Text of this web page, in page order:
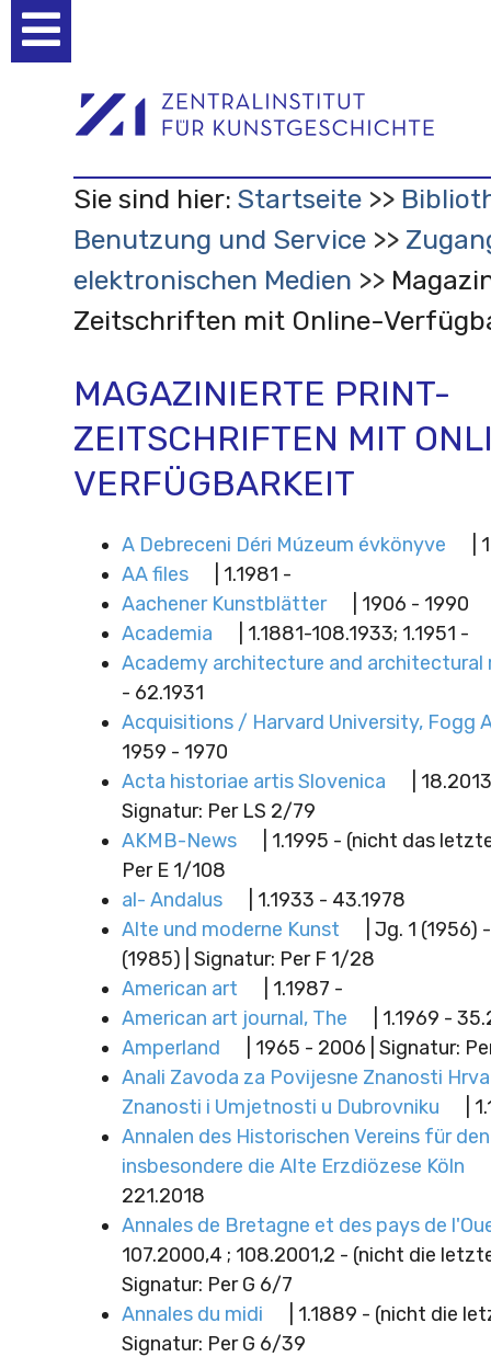
Werkzeuge
Sie sind hier: Startseite
Benutzung und Service
elektronischen Medien
Zeitschriften mit Online-
MAGAZINIERTE PRINT-
ZEITSCHRIFTEN MIT
VERFÜGBARKEIT
A Debreceni Déri Múzeum évkönyve
|
AA files
| 1.1981 -
Aachener Kunstblätter
| 1906 - 1990
Academia
| 1.1881-108.1933; 1.1951 -
Academy architecture and architectural
- 62.1931
Acquisitions / Harvard University, Fogg
1959 - 1970
Acta historiae artis Slovenica
|
Signatur: Per LS 2/79
AKMB-News
| 1.1995 - (nicht das
Per E 1/108
al- Andalus
| 1.1933 - 43.1978
Alte und moderne Kunst
| Jg. 1
(1985) | Signatur: Per F 1/28
American art
| 1.1987 -
American art journal, The
| 1.1969 -
Amperland
| 1965 - 2006 | Signatur:
Anali Zavoda za Povijesne Znanosti
Znanosti i Umjetnosti u Dubrovniku
|
Annalen des Historischen Vereins für
insbesondere die Alte Erzdiözese Köln
221.2018
Annales de Bretagne et des pays de
107.2000,4 ; 108.2001,2 - (nicht die
Signatur: Per G 6/7
Annales du midi
| 1.1889 - (nicht die
Signatur: Per G 6/39